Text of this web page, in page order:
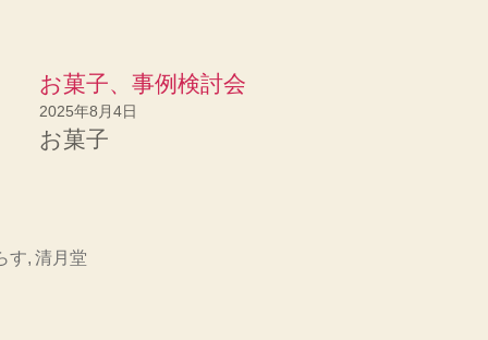
お菓子、事例検討会
2025年8月4日
お菓子
す,清月堂